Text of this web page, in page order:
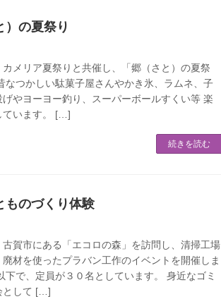
）の夏祭り
メリア夏祭りと共催し、「郷（さと）の夏祭
なつかしい駄菓子屋さんやかき氷、ラムネ、子
やヨーヨー釣り、スーパーボールすくい等 楽
ています。 […]
続きを読む
ものづくり体験
賀市にある「エコロの森」を訪問し、清掃工場
材を使ったプラバン工作のイベントを開催しま
下で、定員が３０名としています。 身近なゴミ
として […]